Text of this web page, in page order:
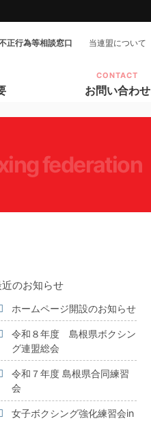
正行為等相談窓口 当連盟について
CONTACT
お問い合わせ
federation
のお知らせ
ホームページ開設のお知らせ
令和８年度 島根県ボクシン
グ連盟総会
令和７年度 島根県合同練習
会
女子ボクシング強化練習会in